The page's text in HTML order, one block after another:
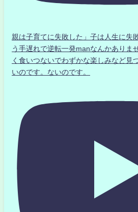
親は子育てに失敗した」子は人生に失
う手遅れで逆転一発manなんかありま
く食いつないでわずかな楽しみなど見
いのです。ないのです。